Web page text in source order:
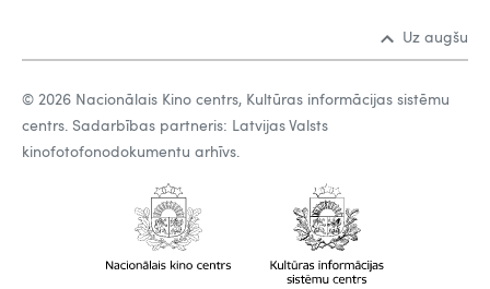
Uz augšu
© 2026 Nacionālais Kino centrs, Kultūras informācijas sistēmu
centrs. Sadarbības partneris: Latvijas Valsts
kinofotofonodokumentu arhīvs.